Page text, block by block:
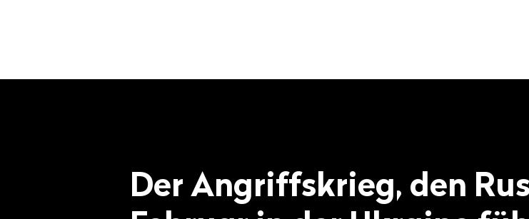
Der Angriffskrieg, den